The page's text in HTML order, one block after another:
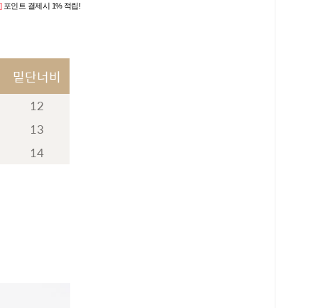
포인트 결제시 1% 적립!
밑단너비
12
13
14